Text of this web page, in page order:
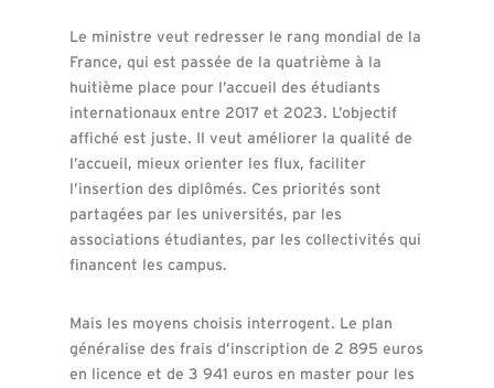
Le ministre veut redresser le rang mondial de la
France, qui est passée de la quatrième à la
huitième place pour l’accueil des étudiants
internationaux entre 2017 et 2023. L’objectif
affiché est juste. Il veut améliorer la qualité de
l’accueil, mieux orienter les flux, faciliter
l’insertion des diplômés. Ces priorités sont
partagées par les universités, par les
associations étudiantes, par les collectivités qui
financent les campus.
Mais les moyens choisis interrogent. Le plan
généralise des frais d’inscription de 2 895 euros
en licence et de 3 941 euros en master pour les